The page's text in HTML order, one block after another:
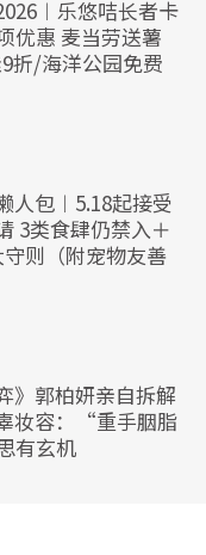
乐悠咭长者卡
优惠 麦当劳送薯
折/海洋公园免费
人包︱5.18起接受
3类食肆仍禁入＋
则（附宠物友善
》郭柏妍亲自拆解
妆容：“重手胭脂
有玄机